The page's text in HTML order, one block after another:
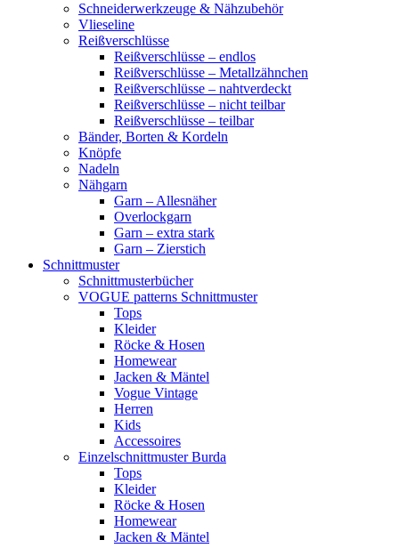
Schneiderwerkzeuge & Nähzubehör
Vlieseline
Reißverschlüsse
Reißverschlüsse – endlos
Reißverschlüsse – Metallzähnchen
Reißverschlüsse – nahtverdeckt
Reißverschlüsse – nicht teilbar
Reißverschlüsse – teilbar
Bänder, Borten & Kordeln
Knöpfe
Nadeln
Nähgarn
Garn – Allesnäher
Overlockgarn
Garn – extra stark
Garn – Zierstich
Schnittmuster
Schnittmusterbücher
VOGUE patterns Schnittmuster
Tops
Kleider
Röcke & Hosen
Homewear
Jacken & Mäntel
Vogue Vintage
Herren
Kids
Accessoires
Einzelschnittmuster Burda
Tops
Kleider
Röcke & Hosen
Homewear
Jacken & Mäntel